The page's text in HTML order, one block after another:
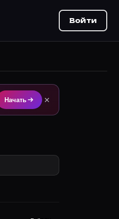
planner.ru).
Войти
Начать ×